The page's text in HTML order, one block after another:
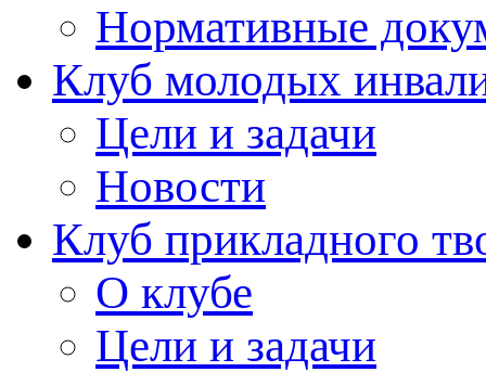
Нормативные
Клуб молодых
Цели и задачи
Новости
Клуб прикладного
О клубе
Цели и задачи